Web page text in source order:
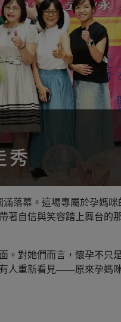
落幕。這場專屬於孕媽咪
著自信與笑容踏上舞台的
。對她們而言，懷孕不只
有人重新看見——原來孕媽